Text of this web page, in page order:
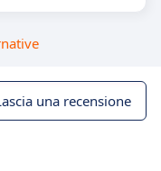
una recensione